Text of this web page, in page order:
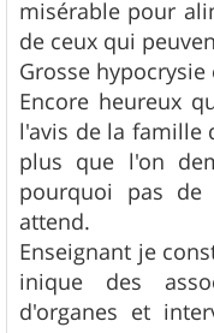
misérable pour
de ceux qui
Grosse
Encore heureux
l'avis de la famille
plus que l'on
pourquoi pas de
attend.
Enseignant je
inique des
d'organes et